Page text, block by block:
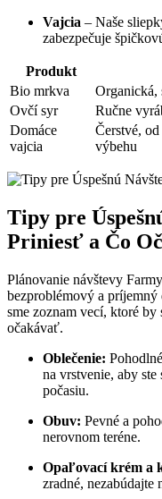
Vajcia – Naše
zabezpečuje
Produkt
Bio mrkva
Organická,
Ovčí syr
Ručne
Domáce
vajcia
Čerstvé,
výbehu
Tipy pre
Priniesť a Čo
Plánovanie návštevy
bezproblémový a
sme zoznam vecí, ktoré
očakávať.
Oblečenie:
na vrstvenie, aby
počasiu.
Obuv: Pevné a
nerovnom teréne.
Opaľovací krém a
zradné, nezabúdajte